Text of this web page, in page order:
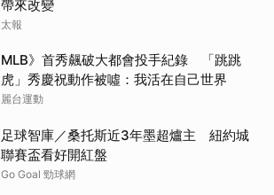
帶來改變
太報
MLB》首秀飆破大都會投手紀錄 「跳跳
虎」秀慶祝動作被噓：我活在自己世界
麗台運動
足球智庫／桑托斯近3年墨超爐主 紐約城
聯賽盃看好開紅盤
Go Goal 勁球網